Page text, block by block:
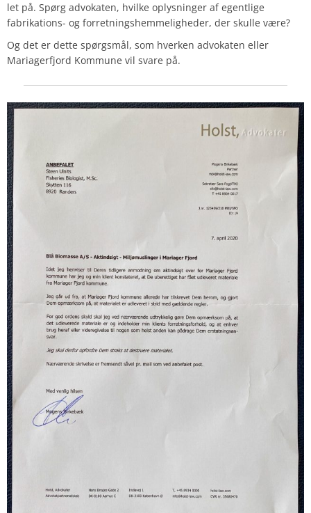
let på. Spørg advokaten, hvilke oplysninger af egentlige
fabrikations- og forretningshemmeligheder, der skulle være?
Og det er dette spørgsmål, som hverken advokaten eller
Mariagerfjord Kommune vil svare på.